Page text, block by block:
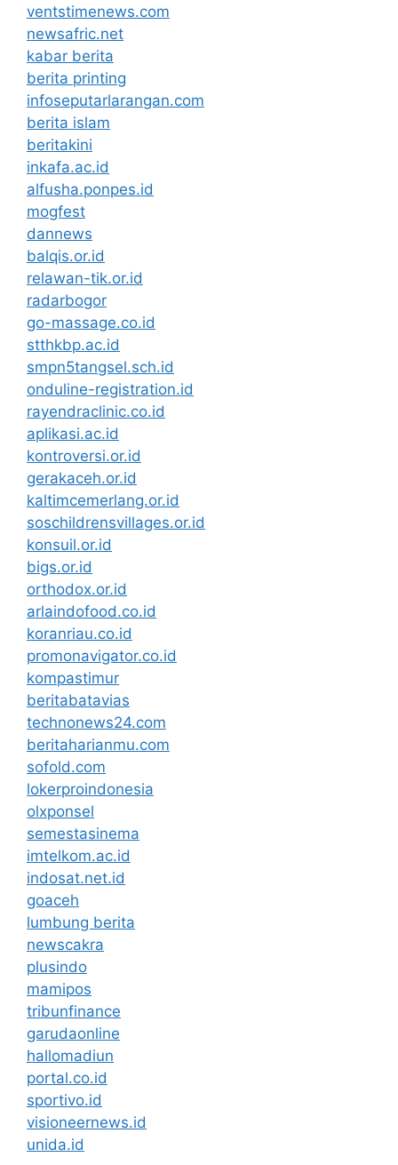
ventstimenews.com
newsafric.net
kabar berita
berita printing
infoseputarlarangan.com
berita islam
beritakini
inkafa.ac.id
alfusha.ponpes.id
mogfest
dannews
balqis.or.id
relawan-tik.or.id
radarbogor
go-massage.co.id
stthkbp.ac.id
smpn5tangsel.sch.id
onduline-registration.id
rayendraclinic.co.id
aplikasi.ac.id
kontroversi.or.id
gerakaceh.or.id
kaltimcemerlang.or.id
soschildrensvillages.or.id
konsuil.or.id
bigs.or.id
orthodox.or.id
arlaindofood.co.id
koranriau.co.id
promonavigator.co.id
kompastimur
beritabatavias
technonews24.com
beritaharianmu.com
sofold.com
lokerproindonesia
olxponsel
semestasinema
imtelkom.ac.id
indosat.net.id
goaceh
lumbung berita
newscakra
plusindo
mamipos
tribunfinance
garudaonline
hallomadiun
portal.co.id
sportivo.id
visioneernews.id
unida.id